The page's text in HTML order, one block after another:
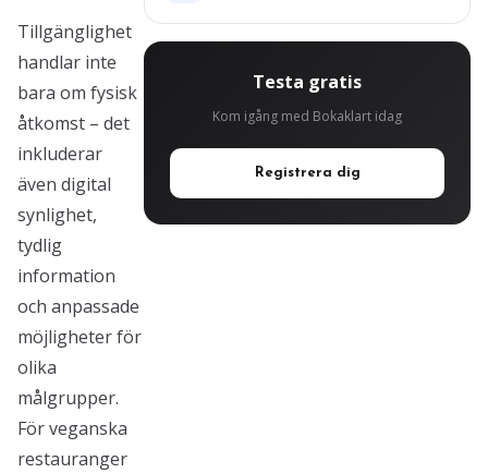
Tillgänglighet
handlar inte
bara om fysisk
åtkomst – det
inkluderar
även digital
synlighet,
tydlig
information
och anpassade
möjligheter för
olika
målgrupper.
För veganska
restauranger
Testa gratis
Kom igång med Bokaklart idag
Registrera dig